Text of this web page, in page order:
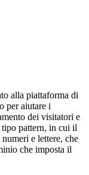
alla piattaforma di
per aiutare i
dei visitatori e
pattern, in cui il
e lettere, che
che imposta il